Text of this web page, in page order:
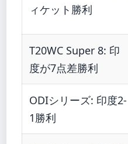
ィケット勝利
T20WC Super 8: 印
度が7点差勝利
ODIシリーズ: 印度2-
1勝利